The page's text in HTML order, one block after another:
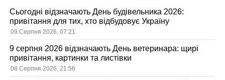
Сьогодні відзначають День будівельника 2026:
привітання для тих, хто відбудовує Україну
09 Серпня 2026, 07:21
9 серпня 2026 відзначають День ветеринара: щирі
привітання, картинки та листівки
08 Серпня 2026, 21:56